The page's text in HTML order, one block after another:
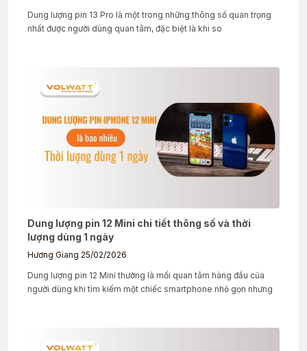
Dung lượng pin 13 Pro là một trong những thông số quan trọng
nhất được người dùng quan tâm, đặc biệt là khi so
Dung lượng pin 12 Mini chi tiết thông số và thời
lượng dùng 1 ngày
Hương Giang 25/02/2026
Dung lượng pin 12 Mini thường là mối quan tâm hàng đầu của
người dùng khi tìm kiếm một chiếc smartphone nhỏ gọn nhưng